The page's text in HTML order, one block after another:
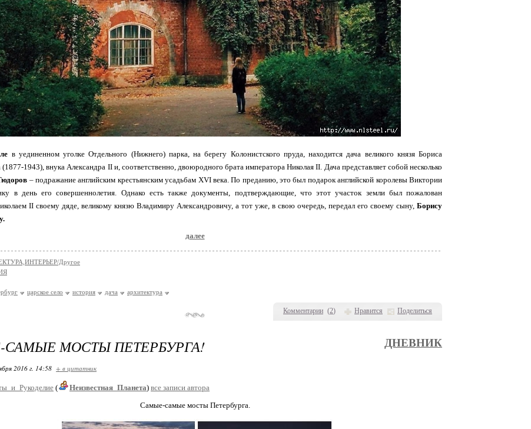
Комментарии (2) Нравится Поделиться
в уединенном уголке Отдельного (Нижнего) парка, на берегу Колонистского пруда, находится дача великого князя Бориса
1943), внука Александра II и, соответственно, двоюродного брата императора Николая II. Дача представляет собой несколько
– подражание английским крестьянским усадьбам XVI века. По преданию, это был подарок английской королевы Виктории
в день его совершеннолетия. Однако есть также документы, подтверждающие, что этот участок земли был пожалован
II своему дяде, великому князю Владимиру Александровичу, а тот уже, в свою очередь, передал его своему сыну, Борису
далее
Другое
царское село история дача архитектура
МОСТЫ ПЕТЕРБУРГА! ДНЕВНИК
2016 г. 14:58 + в цитатник
( Неизвестная_Планета) все записи автора
Самые-самые мосты Петербурга.